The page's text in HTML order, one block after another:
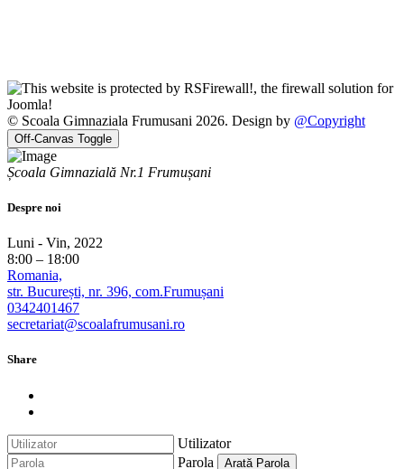
© Scoala Gimnaziala Frumusani 2026. Design by @Copyright
Off-Canvas Toggle
Școala Gimnazială Nr.1 Frumușani
Despre noi
Luni - Vin, 2022
8:00 – 18:00
Romania,
str. București, nr. 396, com.Frumușani
0342401467
secretariat@scoalafrumusani.ro
Share
Utilizator
Parola
Arată Parola